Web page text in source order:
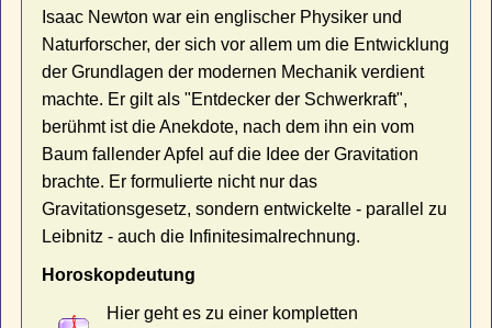
Isaac Newton war ein englischer Physiker und
Naturforscher, der sich vor allem um die Entwicklung
der Grundlagen der modernen Mechanik verdient
machte. Er gilt als "Entdecker der Schwerkraft",
berühmt ist die Anekdote, nach dem ihn ein vom
Baum fallender Apfel auf die Idee der Gravitation
brachte. Er formulierte nicht nur das
Gravitationsgesetz, sondern entwickelte - parallel zu
Leibnitz - auch die Infinitesimalrechnung.
Horoskopdeutung
Hier geht es zu einer kompletten